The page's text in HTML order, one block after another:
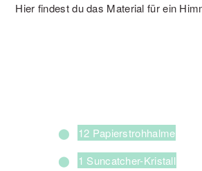
Hier findest du das Material für ein
12 Papierstrohhalme
1 Suncatcher-Kristall